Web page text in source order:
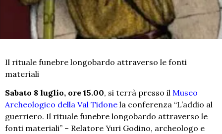
Il rituale funebre longobardo attraverso le fonti
materiali
Sabato 8 luglio, ore 15.00, si terrà presso il Museo
Archeologico della Val Tidone la conferenza “L’addio al
guerriero. Il rituale funebre longobardo attraverso le
fonti materiali” – Relatore Yuri Godino, archeologo e